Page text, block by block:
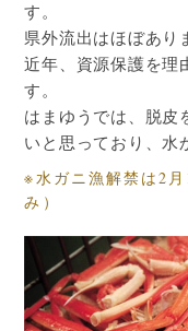
す。
県外流出はほぼあり
近年、資源保護を理
す。
はまゆうでは、脱皮
いと思っており、水
※水ガニ漁解禁は2
み）